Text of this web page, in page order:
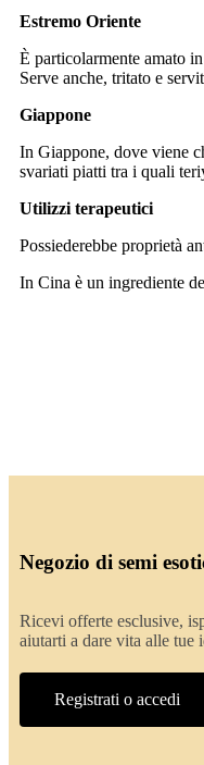
Estremo Oriente
È particolarmente amato
Serve anche, tritato e
Giappone
In Giappone, dove viene
svariati piatti tra i quali
Utilizzi terapeutici
Possiederebbe proprietà
In Cina è un ingrediente
Negozio di semi
Ricevi offerte esclusive,
aiutarti a dare vita alle tue
Registrati o accedi